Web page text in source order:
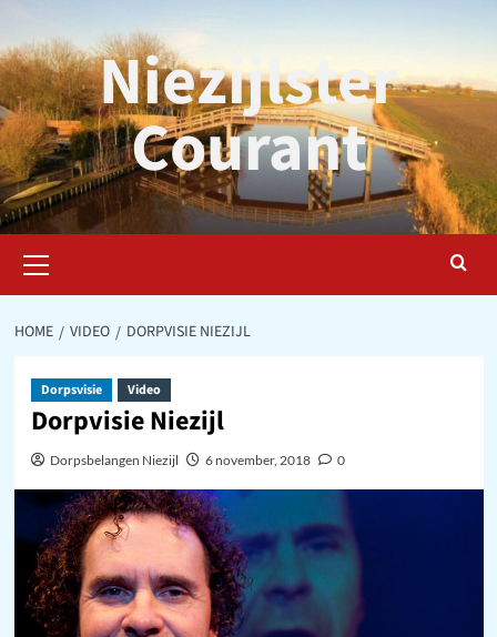
naar
de
inhoud
Niezijlster
Courant
menu
HOME VIDEO DORPVISIE NIEZIJL
Dorpsvisie Video
Dorpvisie Niezijl
Dorpsbelangen Niezijl 6 november, 2018 0